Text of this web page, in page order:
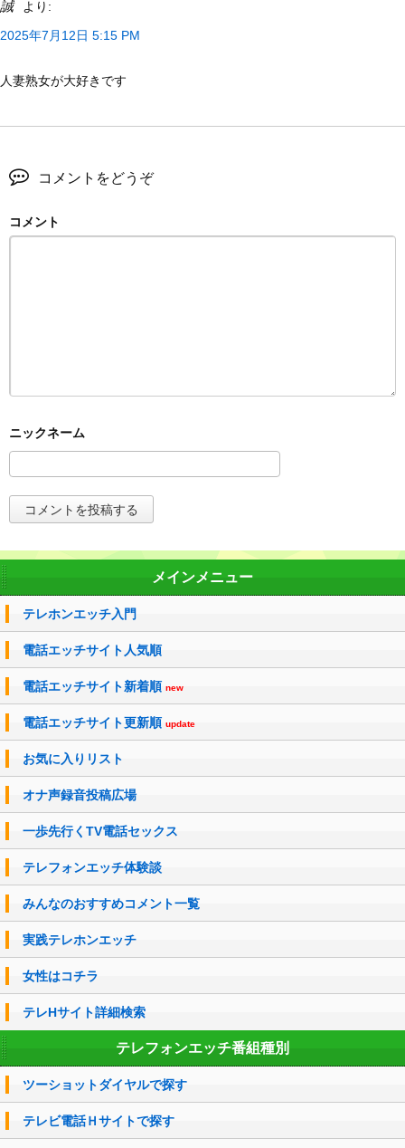
誠
より:
2025年7月12日 5:15 PM
人妻熟女が大好きです
コメントをどうぞ
コメント
メインメニュー
テレホンエッチ入門
電話エッチサイト人気順
電話エッチサイト新着順 new
電話エッチサイト更新順 update
お気に入りリスト
オナ声録音投稿広場
一歩先行くTV電話セックス
テレフォンエッチ体験談
みんなのおすすめコメント一覧
実践テレホンエッチ
女性はコチラ
テレHサイト詳細検索
テレフォンエッチ番組種別
ツーショットダイヤルで探す
テレビ電話Ｈサイトで探す